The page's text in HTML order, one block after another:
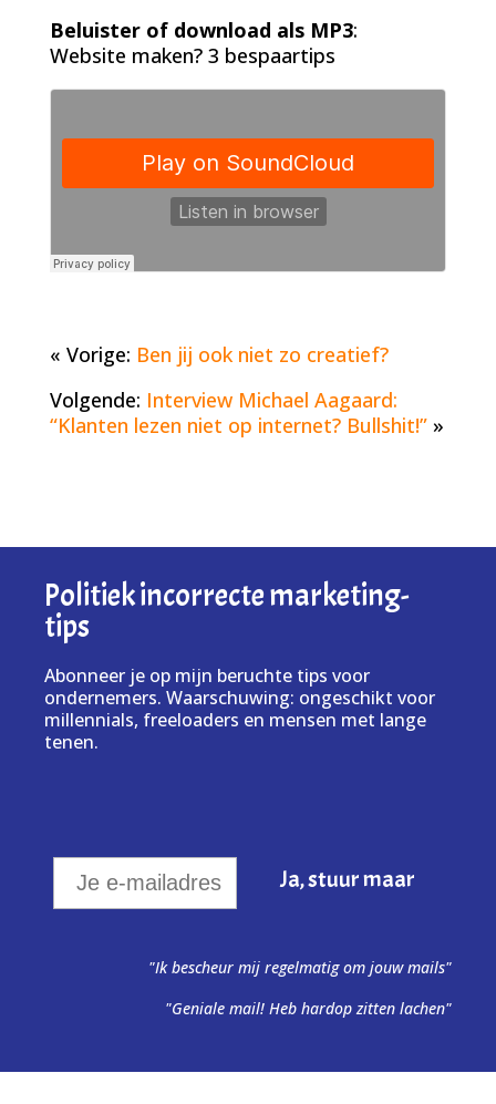
Beluister of download als MP3:
Website maken? 3 bespaartips
« Vorige: Ben jij ook niet zo creatief?
Volgende: Interview Michael Aagaard:
“Klanten lezen niet op internet? Bullshit!”»
Politiek incorrecte marketing-
tips
Abonneer je op mijn beruchte tips voor
ondernemers. Waarschuwing: ongeschikt voor
millennials, freeloaders en mensen met lange
tenen.
"Ik bescheur mij regelmatig om jouw mails"
"Geniale mail! Heb hardop zitten lachen"